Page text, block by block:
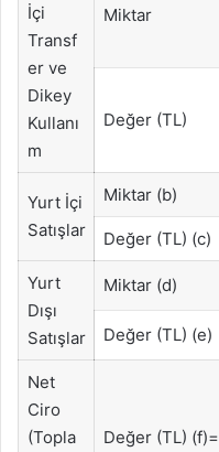
İçi
Transf
er ve
Dikey
Kullanı
m
Miktar
Değer (TL)
Yurt İçi
Satışlar
Miktar (b)
Değer (TL) (c)
Yurt
Dışı
Satışlar
Miktar (d)
Değer (TL) (e)
Net
Ciro
(Topla
Değer (TL) (f)=